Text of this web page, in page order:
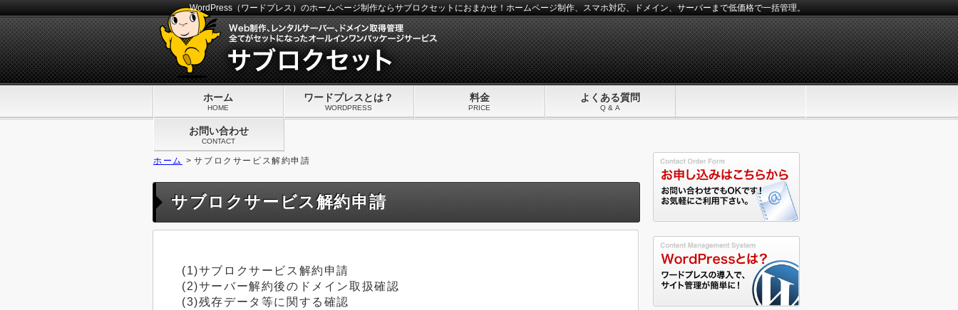
WordPress（ワードプレス）のホームページ制作ならサブロクセットにおまかせ！ホームページ制作、スマホ対応、ドメイン、サーバーまで低価格で一括管理。
ホーム
HOME
ワードプレスとは？
WORDPRESS
料金
PRICE
よくある質問
Q & A
お問い合わせ
CONTACT
ホーム > サブロクサービス解約申請
サブロクサービス解約申請
(1)サブロクサービス解約申請
(2)サーバー解約後のドメイン取扱確認
(3)残存データ等に関する確認